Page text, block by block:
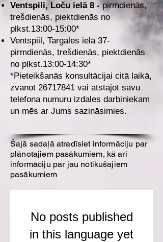
Ventspilī, Loču ielā 8 -pirmdienās,
trešdienās, piektdienās no
plkst.13:00-15:00*
Ventspiil, Targales ielā 37-
pirmdienās, trešdienās, piektdienās
no plkst.13:00-14:30*
*Pieteikšanās konsultācijai citā laikā,
zvanot 26717841 vai atstājot savu
telefona numuru izdales darbiniekam
un mēs ar Jums sazināsimies.
Šajā sadaļā atradīsiet informāciju par
plānotajiem pasākumiem, kā arī
informāciju par jau notikušajiem
pasākumiem
No posts published
in this language yet